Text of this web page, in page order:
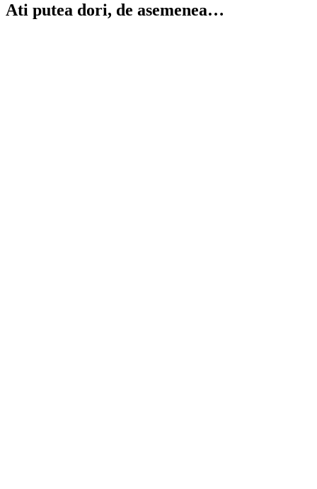
Ati putea dori, de asemenea…